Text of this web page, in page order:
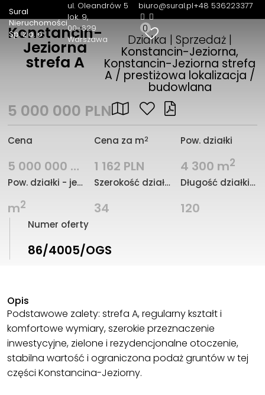
Sural
Nieruchomości
Sp. z o. o.
ul. Oleandrów 5
lok. 9
00-629
Warszawa
biuro@sural.pl+48 536223377
0
Konstancin-
Jeziorna
strefa A
Działka | Sprzedaż |
Konstancin-Jeziorna,
Konstancin-Jeziorna strefa
A / prestiżowa lokalizacja /
budowlana
5 000 000 PLN
Cena
5 000 000 PLN
Cena za m2
1 162 PLN
Pow. działki
4 300 m2
Pow. działki - jednostka
m2
Szerokość działki (mb.)
34
Długość działki (mb.)
120
Numer oferty
86/4005/OGS
Opis
Podstawowe zalety: strefa A, regularny kształt i
komfortowe wymiary, szerokie przeznaczenie
inwestycyjne, zielone i rezydencjonalne otoczenie,
stabilna wartość i ograniczona podaż gruntów w tej
części Konstancina-Jeziorny.